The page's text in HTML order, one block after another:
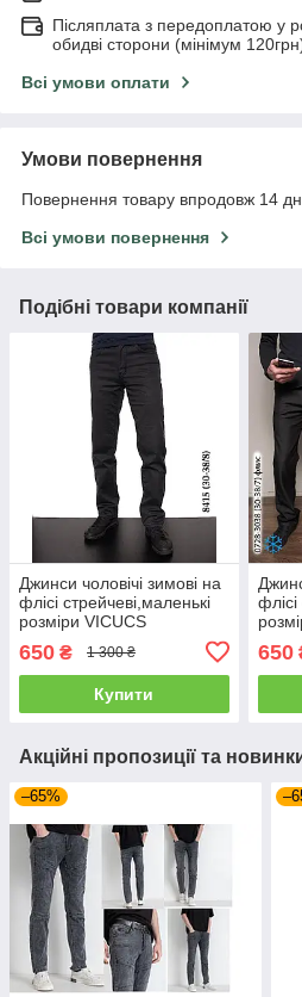
Післяплата з передоплатою у
обидві сторони (мінімум
Всі умови оплати
Умови повернення
Повернення товару впродовж 14
Всі умови повернення
Подібні товари компанії
Джинси чоловічі зимові на
флісі стрейчеві,маленькі
розміри VICUCS
650 ₴ 1 300 ₴
Купити
650
Акційні пропозиції та
–65%